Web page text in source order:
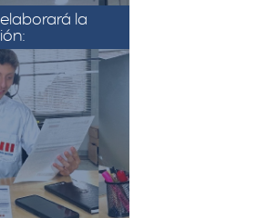
la
el
elabora
que
costos
como el
el
servicio